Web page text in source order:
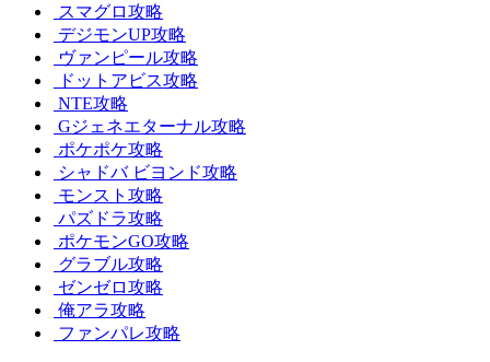
スマグロ攻略
デジモンUP攻略
ヴァンピール攻略
ドットアビス攻略
NTE攻略
Gジェネエターナル攻略
ポケポケ攻略
シャドバ ビヨンド攻略
モンスト攻略
パズドラ攻略
ポケモンGO攻略
グラブル攻略
ゼンゼロ攻略
俺アラ攻略
ファンパレ攻略